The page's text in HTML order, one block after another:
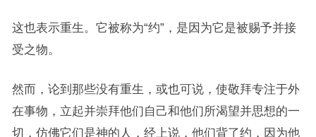
这也表示重生。它被称为“约”，是因为它是被赐予并接
受之物。
然而，论到那些没有重生，或也可说，使敬拜专注于外
在事物，立起并崇拜他们自己和他们所渴望并思想的一
切，仿佛它们是神的人，经上说，他们背了约，因为他